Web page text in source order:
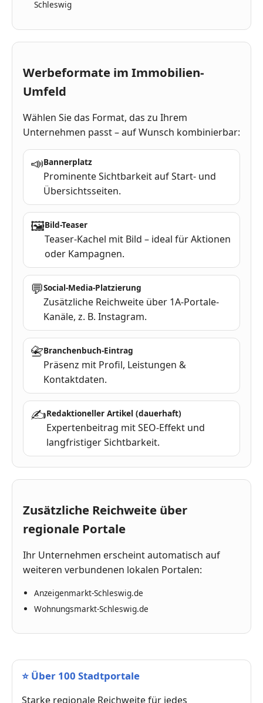
Schleswig
Werbeformate im Immobilien-
Umfeld
Wählen Sie das Format, das zu Ihrem
Unternehmen passt – auf Wunsch kombinierbar:
📣Bannerplatz
Prominente Sichtbarkeit auf Start- und
Übersichtsseiten.
🖼Bild-Teaser
Teaser-Kachel mit Bild – ideal für Aktionen
oder Kampagnen.
💬Social-Media-Platzierung
Zusätzliche Reichweite über 1A-Portale-
Kanäle, z. B. Instagram.
📇Branchenbuch-Eintrag
Präsenz mit Profil, Leistungen &
Kontaktdaten.
✍Redaktioneller Artikel (dauerhaft)
Expertenbeitrag mit SEO-Effekt und
langfristiger Sichtbarkeit.
Zusätzliche Reichweite über
regionale Portale
Ihr Unternehmen erscheint automatisch auf
weiteren verbundenen lokalen Portalen:
Anzeigenmarkt-Schleswig.de
Wohnungsmarkt-Schleswig.de
⭐ Über 100 Stadtportale
Starke regionale Reichweite für jedes